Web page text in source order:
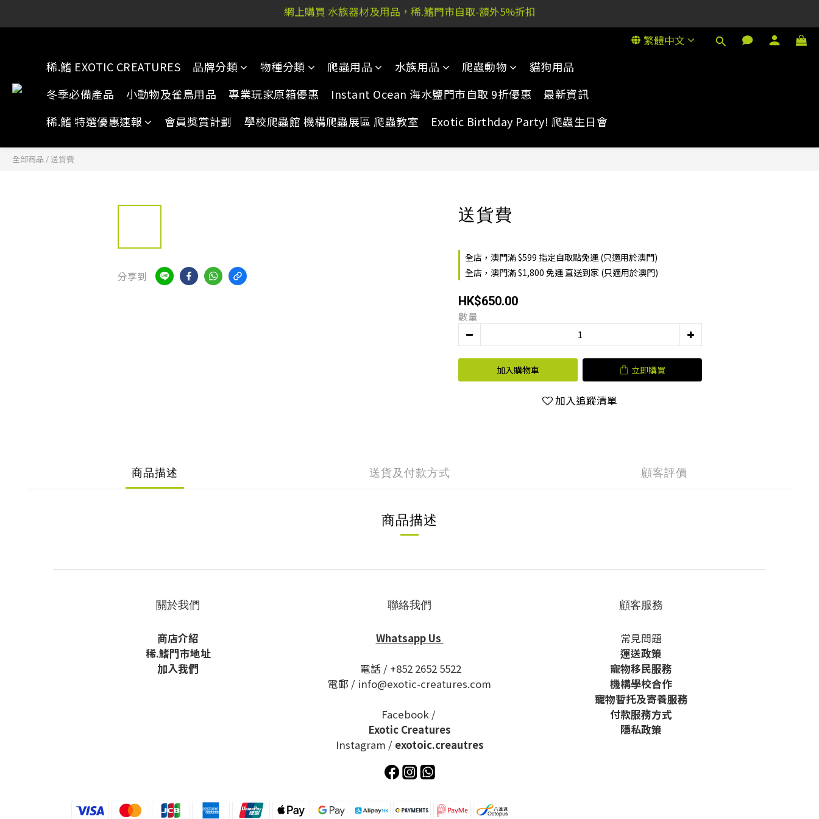
稀.鰭元朗店: 又新街51P號富祐閣16號地下｜ 稀.鰭旺角店: 西洋菜南街101號金德行11樓
稀.鰭元朗店: 又新街51P號富祐閣16號地下｜ 稀.鰭旺角店: 西洋菜南街101號金德行11樓
繁體中文
稀.鰭 EXOTIC CREATURES 品牌分類 物種分類 爬蟲用品 水族用品 爬蟲動物
貓狗用品
冬季必備產品
小動物及雀鳥用品 專業玩家原箱優惠 Instant Ocean 海水鹽門市自取 9折優惠
最新資訊
稀.鰭 特選優惠速報
會員獎賞計劃 學校爬蟲館 機構爬蟲展區 爬蟲教室 Exotic Birthday Party! 爬蟲生日會
全部商品 / 送貨費
分享到
送貨費
全店，澳門滿 $599 指定自取點免運 (只適用於澳門)
全店，澳門滿 $1,800 免運 直送到家 (只適用於澳門)
HK$650.00
數量
加入購物車 立即購買
加入追蹤清單
商品描述 送貨及付款方式 顧客評價
商品描述
關於我們
商店介紹
稀.鰭門市地址
加入我們
聯絡我們
Whatsapp Us
電話 / +852 2652 5522
電郵 / info@exotic-creatures.com
Facebook /
Exotic Creatures
Instagram / exotoic.creautres
顧客服務
常見問題
運送政策
寵物移民服務
機構學校合作
寵物暫托及寄養服務
付款服務方式
隱私政策